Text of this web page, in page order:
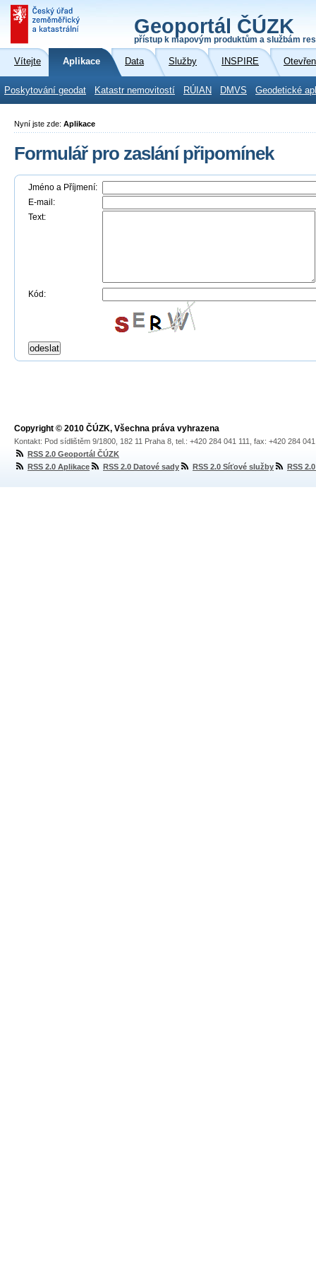
Geoportál ČÚZK
přístup k mapovým produktům a službám
Vítejte Aplikace Data Služby INSPIRE
Poskytování geodat Katastr nemovitostí RÚIAN DMVS Geodetické
Nyní jste zde: Aplikace
Formulář pro zaslání připomínek
Jméno a Příjmení:
E-mail:
Text:
Kód:
Copyright © 2010 ČÚZK, Všechna práva vyhrazena
Kontakt: Pod sídlištěm 9/1800, 182 11 Praha 8, tel.: +420 284 041 111, fax: +420 284
RSS 2.0 Geoportál ČÚZK
RSS 2.0 Aplikace
RSS 2.0 Datové sady RSS 2.0 Síťové služby RSS